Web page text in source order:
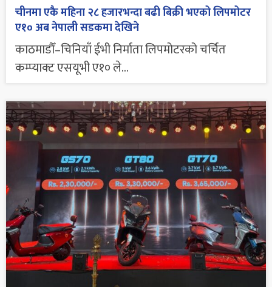
चीनमा एकै महिना २८ हजारभन्दा बढी बिक्री भएको लिपमोटर
ए१० अब नेपाली सडकमा देखिने
काठमाडौँ–चिनियाँ ईभी निर्माता लिपमोटरको चर्चित
कम्प्याक्ट एसयूभी ए१० ले...